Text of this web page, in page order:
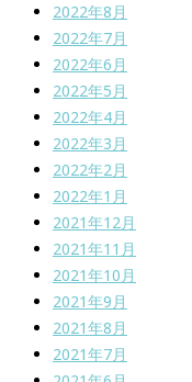
2022年8月
2022年7月
2022年6月
2022年5月
2022年4月
2022年3月
2022年2月
2022年1月
2021年12月
2021年11月
2021年10月
2021年9月
2021年8月
2021年7月